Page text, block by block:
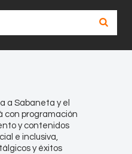
a Sabaneta y el
con programación
y contenidos
e inclusiva,
y éxitos